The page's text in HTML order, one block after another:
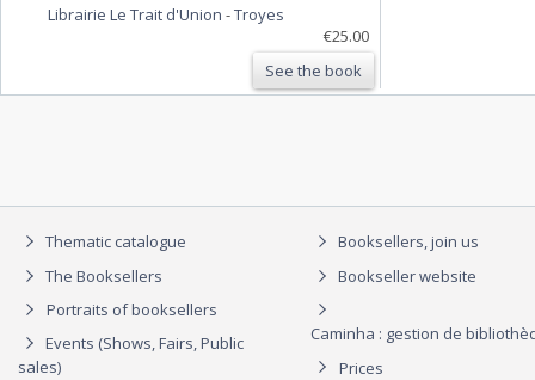
Librairie Le Trait d'Union -Troyes
€25.00
See the book
Thematic catalogue
The Booksellers
Portraits of booksellers
Events (Shows, Fairs, Public
sales)
Booksellers, join us
Bookseller website
Caminha : gestion de
Prices